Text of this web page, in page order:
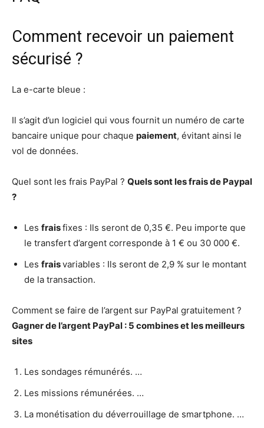
Comment recevoir un paiement
sécurisé ?
La e-carte bleue :
Il s’agit d’un logiciel qui vous fournit un numéro de carte
bancaire unique pour chaque paiement, évitant ainsi le
vol de données.
Quel sont les frais PayPal ? Quels sont les fraisde Paypal
?
Les fraisfixes : Ils seront de 0,35 €. Peu importe que
le transfert d’argent corresponde à 1 € ou 30 000 €.
Les fraisvariables : Ils seront de 2,9 % sur le montant
de la transaction.
Comment se faire de l’argent sur PayPal gratuitement ?
Gagner de l’argent PayPal : 5 combines et les meilleurs
sites
Les sondages rémunérés. …
Les missions rémunérées. …
La monétisation du déverrouillage de smartphone. …